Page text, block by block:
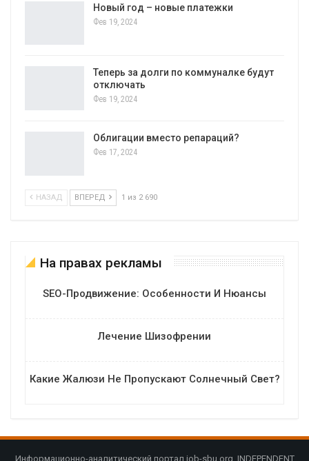
Новый год – новые платежки
Фев 19, 2024
Теперь за долги по коммуналке будут
отключать
Фев 19, 2024
Облигации вместо репараций?
Фев 17, 2024
НАЗАД ВПЕРЕД 1 из 2 690
На правах рекламы
SEO-Продвижение: Особенности И Нюансы
Лечение Шизофрении
Какие Жалюзи Не Пропускают Солнечный Свет?
Информационно-аналитический портал job-sbu.org. INDEPENDENT